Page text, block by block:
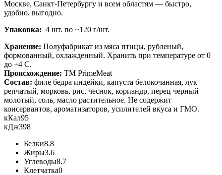
Москве, Санкт-Петербургу и всем областям — быстро,
удобно, выгодно.
Упаковка: 4 шт. по ~120 г/шт.
Хранение: Полуфабрикат из мяса птицы, рубленый,
формованный, охлажденный. Хранить при температуре от 0
до +4 С.
Происхождение: ТМ PrimeMeat
Состав: филе бедра индейки, капуста белокочанная, лук
репчатый, морковь, рис, чеснок, кориандр, перец черный
молотый, соль, масло растительное. Не содержит
консервантов, ароматизаторов, усилителей вкуса и ГМО.
кКал95
кДж398
Белки8.8
Жиры3.6
Углеводы8.7
Клетчатка0